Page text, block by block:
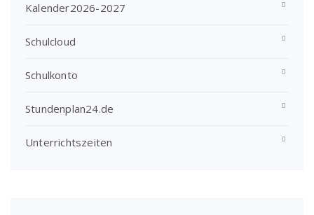
Kalender2026-2027
Schulcloud
Schulkonto
Stundenplan24.de
Unterrichtszeiten